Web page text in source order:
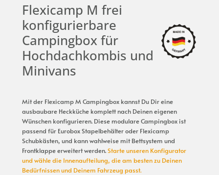
Flexicamp M frei
konfigurierbare
Campingbox für
Hochdachkombis und
Minivans
Mit der Flexicamp M Campingbox kannst Du Dir eine
ausbaubare Heckküche komplett nach Deinen eigenen
Wünschen konfigurieren. Diese modulare Campingbox ist
passend für Eurobox Stapelbehälter oder Flexicamp
Schubkästen, und kann wahlweise mit Bettsystem und
Frontklappe erweitert werden.Starte unseren Konfigurator
und wähle die Innenaufteilung, die am besten zu Deinen
Bedürfnissen und Deinem Fahrzeug passt.